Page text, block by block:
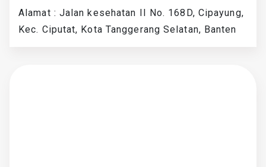
Alamat : Jalan kesehatan II No. 168D, Cipayung,
Kec. Ciputat, Kota Tanggerang Selatan, Banten